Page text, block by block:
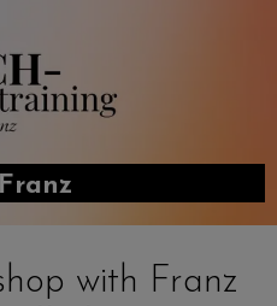
with Franz